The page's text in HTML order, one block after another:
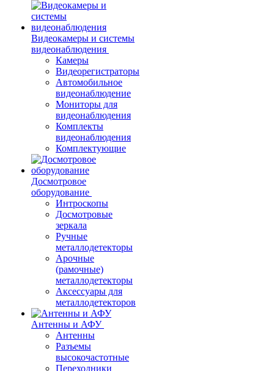
Видеокамеры и системы
видеонаблюдения
Камеры
Видеорегистраторы
Автомобильное
видеонаблюдение
Мониторы для
видеонаблюдения
Комплекты
видеонаблюдения
Комплектующие
Досмотровое
оборудование
Интроскопы
Досмотровые
зеркала
Ручные
металлодетекторы
Арочные
(рамочные)
металлодетекторы
Аксессуары для
металлодетекторов
Антенны и АФУ
Антенны
Разъемы
высокочастотные
Переходники